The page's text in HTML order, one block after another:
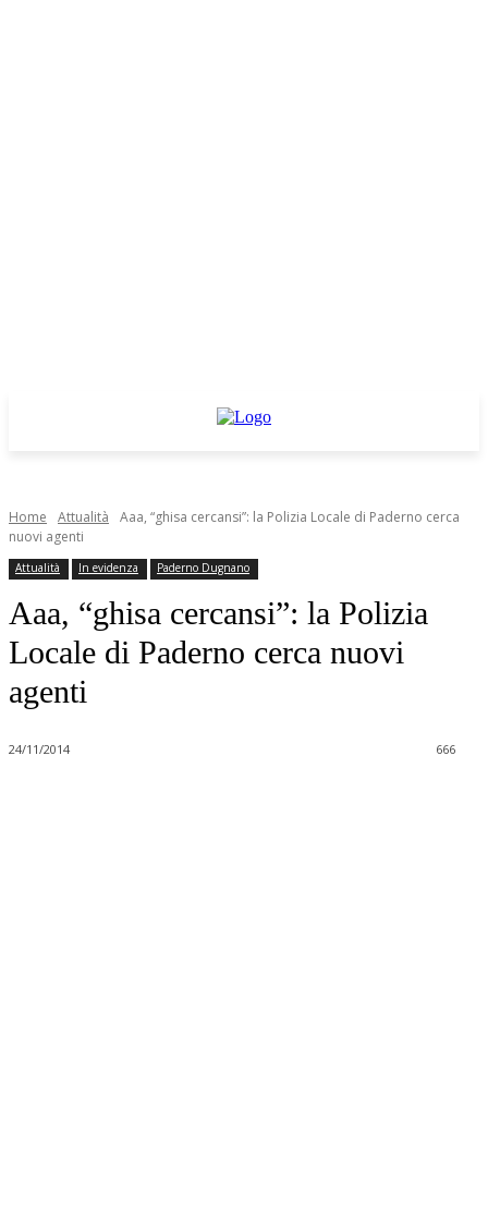
Home Attualità
Aaa, “ghisa cercansi”: la Polizia Locale di Paderno cerca
nuovi agenti
Attualità In evidenza Paderno Dugnano
Aaa, “ghisa cercansi”: la Polizia
Locale di Paderno cerca nuovi
agenti
24/11/2014 666